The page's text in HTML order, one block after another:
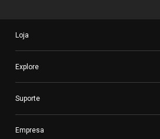
Loja
Explore
Suporte
Empresa